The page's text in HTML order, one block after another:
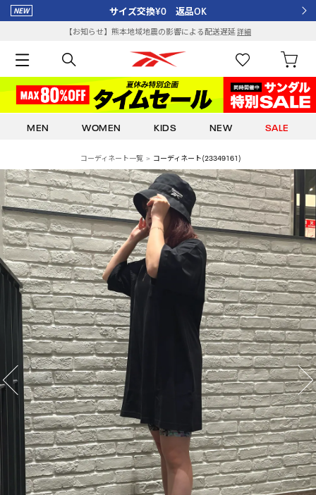
サイズ交換¥0 返品OK
【お知らせ】熊本地域地震の影響による配送遅延詳細
MEN WOMEN KIDS NEW SALE
コーディネート一覧 コーディネート(23349161)